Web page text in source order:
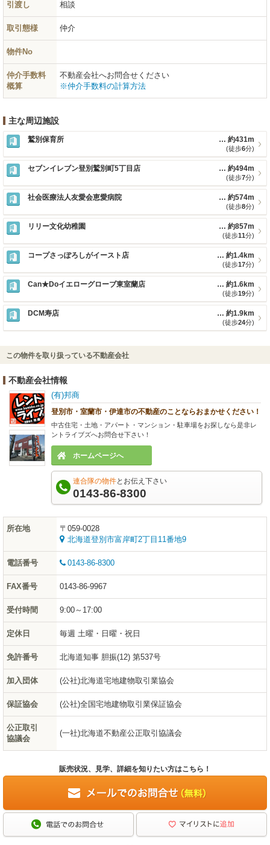
引渡し 相談
取引態様 仲介
物件No
仲介手数料
概算
不動産会社へお問合せください
※仲介手数料の計算方法
主な周辺施設
鷲別保育所 約431m
(徒歩6分)
セブンイレブン登別鷲別町5丁目店 約494m
(徒歩7分)
社会医療法人友愛会恵愛病院 約574m
(徒歩8分)
リリー文化幼稚園 約857m
(徒歩11分)
コープさっぽろしがイースト店 約1.4km
(徒歩17分)
Can★Doイエローグローブ東室蘭店 約1.6km
(徒歩19分)
DCM寿店 約1.9km
(徒歩24分)
この物件を取り扱っている不動産会社
不動産会社情報
(有)邦商
登別市・室蘭市・伊達市の不動産のことならおまかせください！
中古住宅・土地・アパート・マンション・駐車場をお探しなら是非レ
ントライブズへお問合せ下さい！
ホームページへ
連合隊の物件とお伝え下さい
0143-86-8300
所在地
〒059-0028
北海道登別市富岸町2丁目11番地9
電話番号 0143-86-8300
FAX番号 0143-86-9967
受付時間 9:00～17:00
定休日 毎週 土曜・日曜・祝日
免許番号 北海道知事 胆振(12) 第537号
加入団体 (公社)北海道宅地建物取引業協会
保証協会 (公社)全国宅地建物取引業保証協会
公正取引
協議会
(一社)北海道不動産公正取引協議会
販売状況、見学、詳細を知りたい方はこちら！